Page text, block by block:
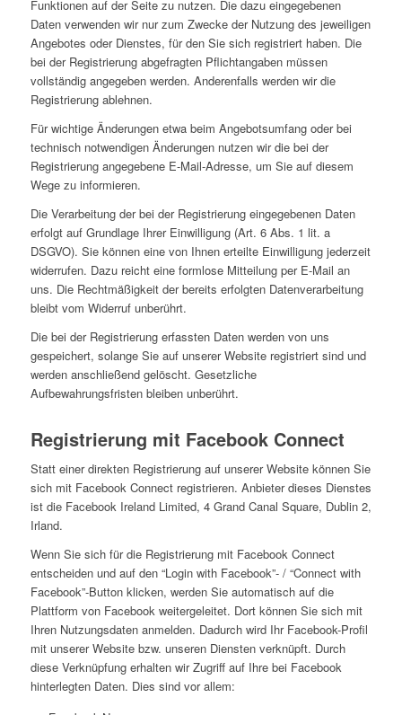
Funktionen auf der Seite zu nutzen. Die dazu eingegebenen
Daten verwenden wir nur zum Zwecke der Nutzung des jeweiligen
Angebotes oder Dienstes, für den Sie sich registriert haben. Die
bei der Registrierung abgefragten Pflichtangaben müssen
vollständig angegeben werden. Anderenfalls werden wir die
Registrierung ablehnen.
Für wichtige Änderungen etwa beim Angebotsumfang oder bei
technisch notwendigen Änderungen nutzen wir die bei der
Registrierung angegebene E-Mail-Adresse, um Sie auf diesem
Wege zu informieren.
Die Verarbeitung der bei der Registrierung eingegebenen Daten
erfolgt auf Grundlage Ihrer Einwilligung (Art. 6 Abs. 1 lit. a
DSGVO). Sie können eine von Ihnen erteilte Einwilligung jederzeit
widerrufen. Dazu reicht eine formlose Mitteilung per E-Mail an
uns. Die Rechtmäßigkeit der bereits erfolgten Datenverarbeitung
bleibt vom Widerruf unberührt.
Die bei der Registrierung erfassten Daten werden von uns
gespeichert, solange Sie auf unserer Website registriert sind und
werden anschließend gelöscht. Gesetzliche
Aufbewahrungsfristen bleiben unberührt.
Registrierung mit Facebook Connect
Statt einer direkten Registrierung auf unserer Website können Sie
sich mit Facebook Connect registrieren. Anbieter dieses Dienstes
ist die Facebook Ireland Limited, 4 Grand Canal Square, Dublin 2,
Irland.
Wenn Sie sich für die Registrierung mit Facebook Connect
entscheiden und auf den “Login with Facebook”- / “Connect with
Facebook”-Button klicken, werden Sie automatisch auf die
Plattform von Facebook weitergeleitet. Dort können Sie sich mit
Ihren Nutzungsdaten anmelden. Dadurch wird Ihr Facebook-Profil
mit unserer Website bzw. unseren Diensten verknüpft. Durch
diese Verknüpfung erhalten wir Zugriff auf Ihre bei Facebook
hinterlegten Daten. Dies sind vor allem: